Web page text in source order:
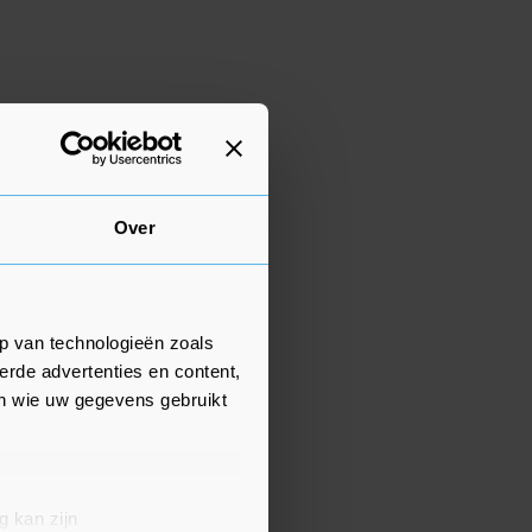
Over
van technologieën zoals
advertenties en content,
wie uw gegevens gebruikt
kan zijn